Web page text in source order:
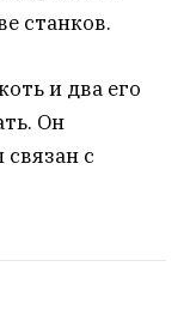
станков.
и два его
Он
с